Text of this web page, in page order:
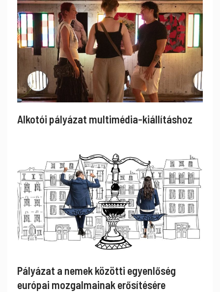
Alkotói pályázat multimédia-kiállításhoz
Pályázat a nemek közötti egyenlőség
európai mozgalmainak erősítésére